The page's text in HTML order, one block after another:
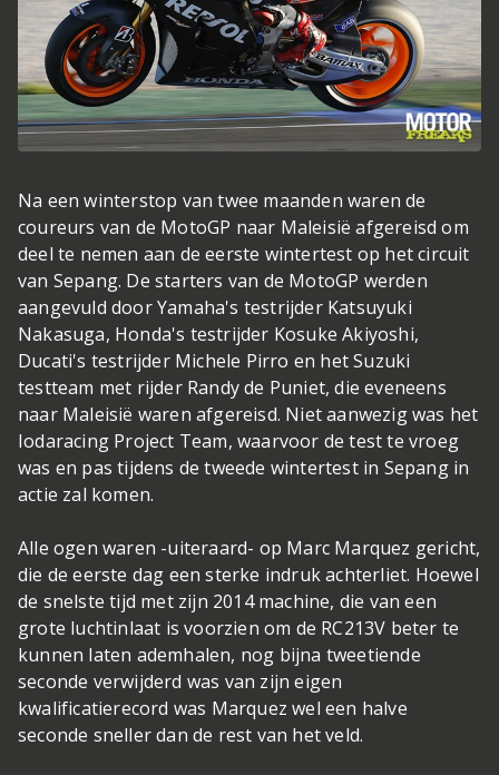
Na een winterstop van twee maanden waren de
coureurs van de MotoGP naar Maleisië afgereisd om
deel te nemen aan de eerste wintertest op het circuit
van Sepang. De starters van de MotoGP werden
aangevuld door Yamaha's testrijder Katsuyuki
Nakasuga, Honda's testrijder Kosuke Akiyoshi,
Ducati's testrijder Michele Pirro en het Suzuki
testteam met rijder Randy de Puniet, die eveneens
naar Maleisië waren afgereisd. Niet aanwezig was het
Iodaracing Project Team, waarvoor de test te vroeg
was en pas tijdens de tweede wintertest in Sepang in
actie zal komen.
Alle ogen waren -uiteraard- op Marc Marquez gericht,
die de eerste dag een sterke indruk achterliet. Hoewel
de snelste tijd met zijn 2014 machine, die van een
grote luchtinlaat is voorzien om de RC213V beter te
kunnen laten ademhalen, nog bijna tweetiende
seconde verwijderd was van zijn eigen
kwalificatierecord was Marquez wel een halve
seconde sneller dan de rest van het veld.